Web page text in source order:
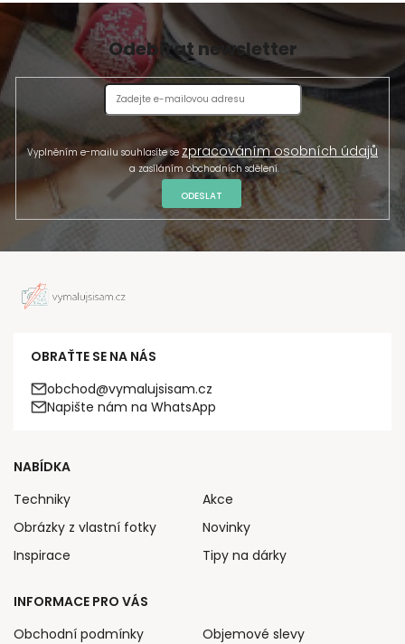
Odebírat newsletter
Vyplněním e-mailu souhlasíte se zpracováním osobních údajů
a zasíláním obchodních sdělení.
ODESLAT
OBRAŤTE SE NA NÁS
obchod@vymalujsisam.cz
Napište nám na WhatsApp
NABÍDKA
Techniky
Obrázky z vlastní fotky
Inspirace
Akce
Novinky
Tipy na dárky
INFORMACE PRO VÁS
Obchodní podmínky
Objemové slevy